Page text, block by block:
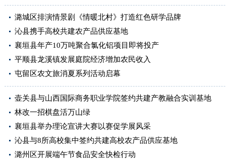
潞城区排演情景剧《情暖北村》打造红色研学品牌
沁县携手高校共建农产品供应基地
襄垣县年产10万吨聚合氯化铝项目即将投产
平顺县龙溪镇发展庭院经济增加农民收入
屯留区农文旅消夏系列活动启幕
壶关县与山西国际商务职业学院签约共建产教融合实训基地
林改一招棋盘活万山绿
襄垣县举办理论宣讲大赛以赛促学展风采
沁县与8所高校集中签约共建高校农产品供应基地
潞州区开展端午节食品安全快检行动